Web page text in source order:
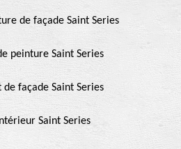
de façade Saint Series
peinture Saint Series
de façade Saint Series
Saint Series